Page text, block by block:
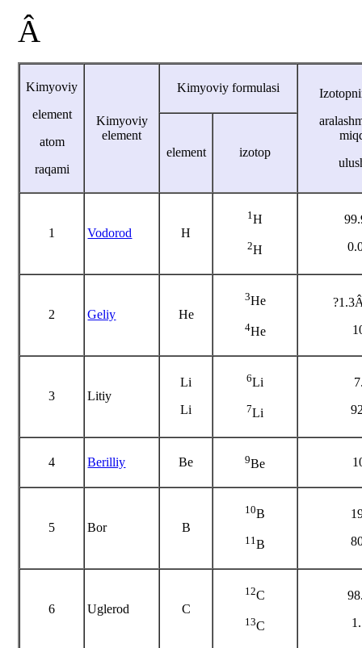
Â
Kimyoviy
element
atom
raqami
Kimyoviy
element
Kimyoviy formulasi
element izotop
1 Vodorod H
1H
2H
2 Geliy He
3He
4He
3 Litiy
Li
Li
6Li
7Li
4 Berilliy Be 9Be
5 Bor B
10B
11B
6 Uglerod C
12C
13C